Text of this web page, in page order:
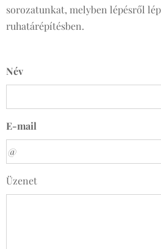
sorozatunkat, melyben lépésről
ruhatárépítésben.
Név
E-mail
Üzenet